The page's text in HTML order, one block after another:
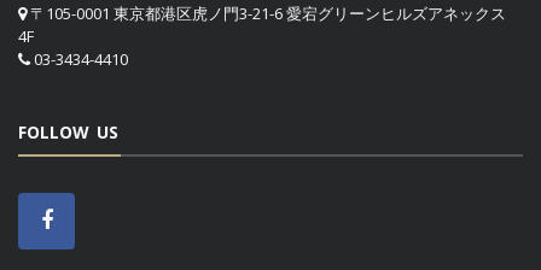
〒105-0001 東京都港区虎ノ門3-21-6 愛宕グリーンヒルズアネックス
4F
03-3434-4410
FOLLOW US